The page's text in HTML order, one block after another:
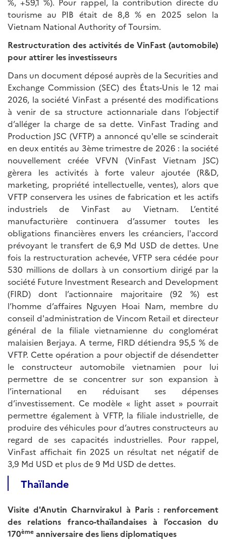
tourisme au PIB était de 8,8 % en 2025 selon la
Vietnam National Authority of Toursim.
Restructuration des activités de VinFast (automobile)
pour attirer les investisseurs
Dans un document déposé auprès de la Securities and
Exchange Commission (SEC) des États-Unis le 12 mai
2026, la société VinFast a présenté des modifications
à venir de sa structure actionnariale dans l’objectif
d’alléger la charge de sa dette. VinFast Trading and
Production JSC (VFTP) a annoncé qu'elle se scinderait
en deux entités au 3ème trimestre de 2026 : la société
nouvellement créée VFVN (VinFast Vietnam JSC)
gèrera les activités à forte valeur ajoutée (R&D,
marketing, propriété intellectuelle, ventes), alors que
VFTP conservera les usines de fabrication et les actifs
industriels de VinFast au Vietnam. L’entité
manufacturière continuera d’assumer toutes les
obligations financières envers les créanciers, l'accord
prévoyant le transfert de 6,9 Md USD de dettes. Une
fois la restructuration achevée, VFTP sera cédée pour
530 millions de dollars à un consortium dirigé par la
société Future Investment Research and Development
(FIRD) dont l’actionnaire majoritaire (92 %) est
l’homme d’affaires Nguyen Hoai Nam, membre du
conseil d'administration de Vincom Retail et directeur
général de la filiale vietnamienne du conglomérat
malaisien Berjaya. A terme, FIRD détiendra 95,5 % de
VFTP. Cette opération a pour objectif de désendetter
le constructeur automobile vietnamien pour lui
permettre de se concentrer sur son expansion à
l’international en réduisant ses dépenses
d’investissement. Ce modèle « light asset » pourrait
permettre également à VFTP, la filiale industrielle, de
produire des véhicules pour d’autres constructeurs au
regard de ses capacités industrielles. Pour rappel,
VinFast affichait fin 2025 un résultat net négatif de
3,9 Md USD et plus de 9 Md USD de dettes.
Thaïlande
Visite d'Anutin Charnvirakul à Paris : renforcement
des relations franco-thaïlandaises à l’occasion du
170ème anniversaire des liens diplomatiques